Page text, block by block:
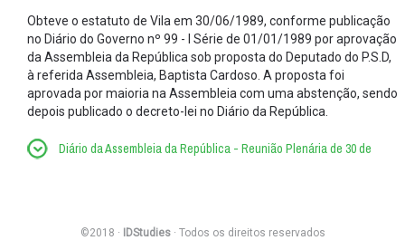
Obteve o estatuto de Vila em 30/06/1989, conforme publicação
no Diário do Governo nº 99 - I Série de 01/01/1989 por aprovação
da Assembleia da República sob proposta do Deputado do P.S.D,
à referida Assembleia, Baptista Cardoso. A proposta foi
aprovada por maioria na Assembleia com uma abstenção, sendo
depois publicado o decreto-lei no Diário da República.
Diário da Assembleia da República - Reunião Plenária de 30 de
©2018 · IDStudies· Todos os direitos reservados